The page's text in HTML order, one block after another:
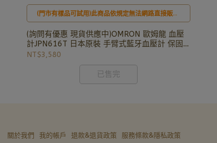
(門市有樣品可試用)此商品依規定無法網路直接販售!
全新公司貨、現貨充足，歡迎洽詢02-8257-0353，
謝謝。
(詢問有優惠 現貨供應中)OMRON 歐姆龍 血壓
計JPN616T 日本原裝 手臂式藍牙血壓計 保固
3+2年
NT$3,580
已售完
關於我們 我的帳戶 退款&退貨政策
服務條款&隱私政策